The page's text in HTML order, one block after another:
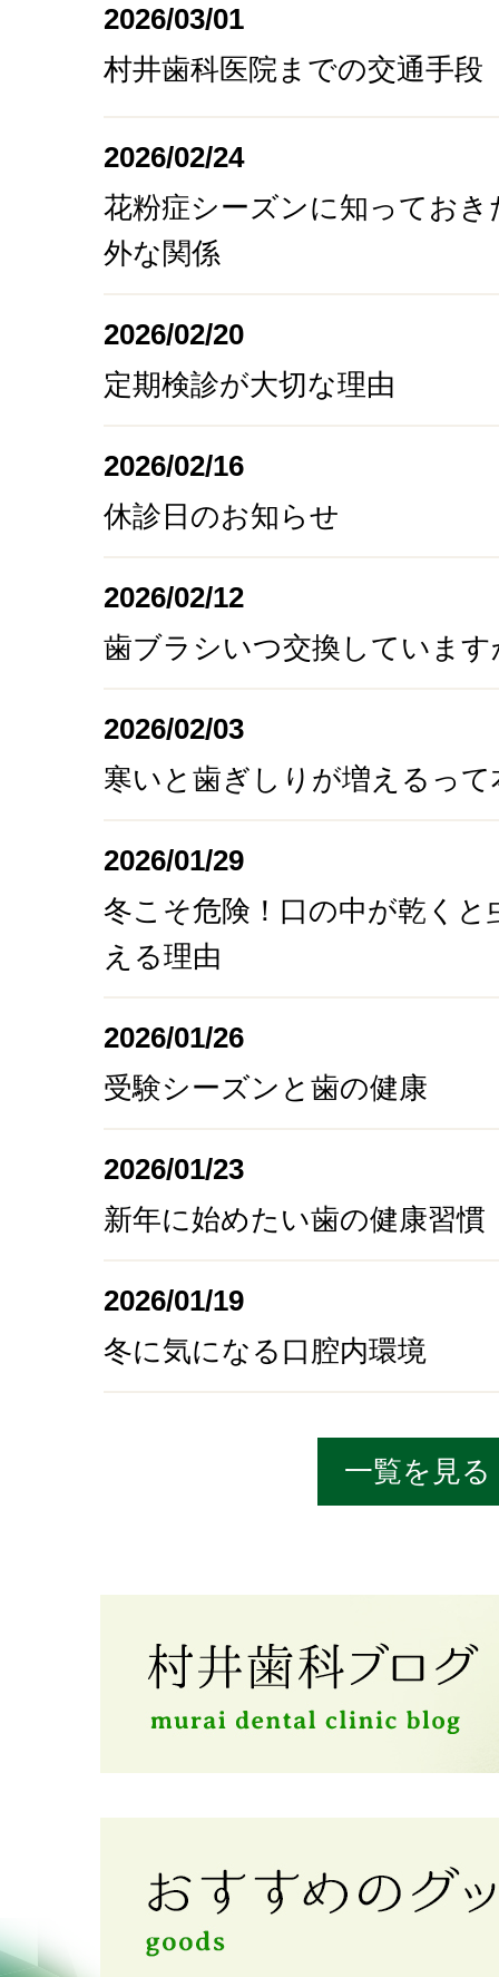
2026/03/01
村井歯科医院までの交通手段
2026/02/24
花粉症シーズンに知ってお
外な関係
2026/02/20
定期検診が大切な理由
2026/02/16
休診日のお知らせ
2026/02/12
歯ブラシいつ交換しています
2026/02/03
寒いと歯ぎしりが増えるって
2026/01/29
冬こそ危険！口の中が乾くと
える理由
2026/01/26
受験シーズンと歯の健康
2026/01/23
新年に始めたい歯の健康習慣
2026/01/19
冬に気になる口腔内環境
一覧を見る